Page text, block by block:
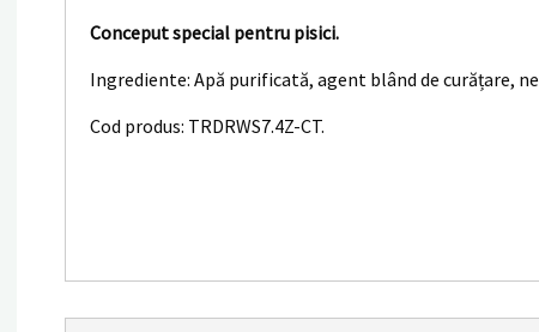
Conceput special pentru pisici.
Ingrediente: Apă purificată, agent blând de curățare,
Cod produs: TRDRWS7.4Z-CT.